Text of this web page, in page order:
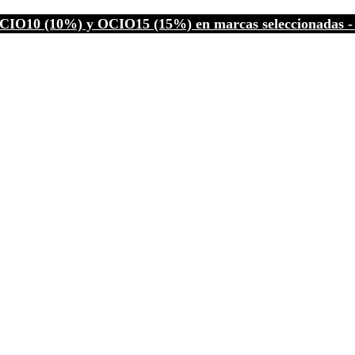
(10%) y OCIO15 (15%) en marcas seleccionadas